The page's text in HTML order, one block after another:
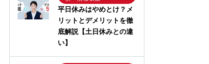
平日休みはやめとけ？メ
リットとデメリットを徹
底解説【土日休みとの違
い】